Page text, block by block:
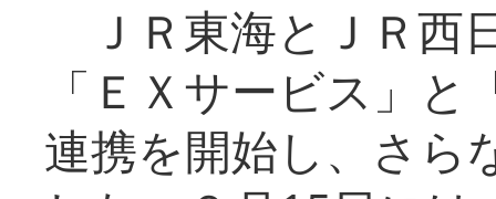
ＪＲ東海とＪＲ西
「ＥＸサービス」
連携を開始し、さら